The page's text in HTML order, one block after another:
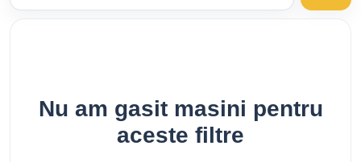
Nu am gasit masini pentru
aceste filtre